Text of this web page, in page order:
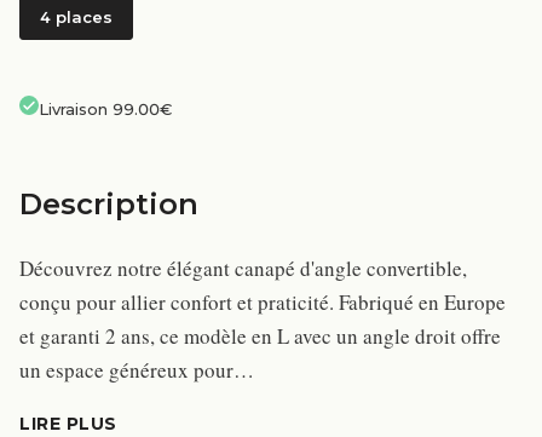
4 places
Livraison 99.00€
Description
Découvrez notre élégant canapé d'angle convertible,
conçu pour allier confort et praticité. Fabriqué en Europe
et garanti 2 ans, ce modèle en L avec un angle droit offre
un espace généreux pour…
LIRE PLUS